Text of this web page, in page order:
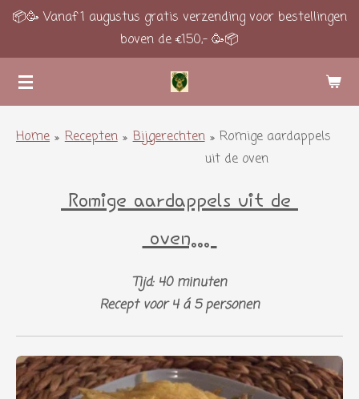
Ga
de
hoofdinhoud
📦🥳 Vanaf 1 augustus gratis verzending voor bestellingen
boven de €150,- 🥳📦
Home » Recepten » Bijgerechten » Romige aardappels
uit de oven
Romige aardappels uit de
oven...
Tijd: 40 minuten
Recept voor 4 á 5 personen